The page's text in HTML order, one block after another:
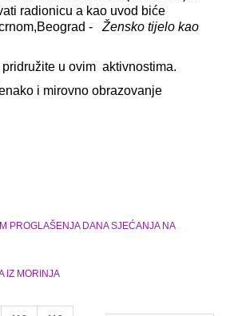
radionicu a kao uvod biće
- Žensko tijelo kao
u ovim aktivnostima.
i mirovno obrazovanje
PROGLAŠENJA DANA SJEĆANJA NA
IZ MORINJA